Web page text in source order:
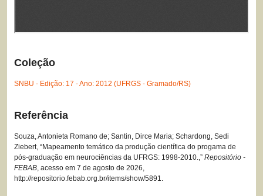
Coleção
SNBU - Edição: 17 - Ano: 2012 (UFRGS - Gramado/RS)
Referência
Souza, Antonieta Romano de; Santin, Dirce Maria; Schardong, Sedi
Ziebert, “Mapeamento temático da produção científica do progama de
pós-graduação em neurociências da UFRGS: 1998-2010.,” Repositório -
FEBAB, acesso em 7 de agosto de 2026,
http://repositorio.febab.org.br/items/show/5891.